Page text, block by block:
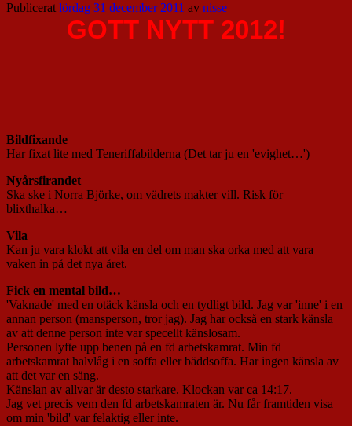
Publiceratlördag 31 december 2011 av nisse
GOTT NYTT 2012!
Bildfixande
Har fixat lite med Teneriffabilderna (Det tar ju en 'evighet…')
Nyårsfirandet
Ska ske i Norra Björke, om vädrets makter vill. Risk för
blixthalka…
Vila
Kan ju vara klokt att vila en del om man ska orka med att vara
vaken in på det nya året.
Fick en mental bild…
'Vaknade' med en otäck känsla och en tydligt bild. Jag var 'inne' i en
annan person (mansperson, tror jag). Jag har också en stark känsla
av att denne person inte var specellt känslosam.
Personen lyfte upp benen på en fd arbetskamrat. Min fd
arbetskamrat halvlåg i en soffa eller bäddsoffa. Har ingen känsla av
att det var en säng.
Känslan av allvar är desto starkare. Klockan var ca 14:17.
Jag vet precis vem den fd arbetskamraten är. Nu får framtiden visa
om min 'bild' var felaktig eller inte.